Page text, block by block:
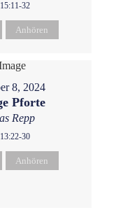
32
Anhören
8, 2024
Pforte
Repp
30
Anhören